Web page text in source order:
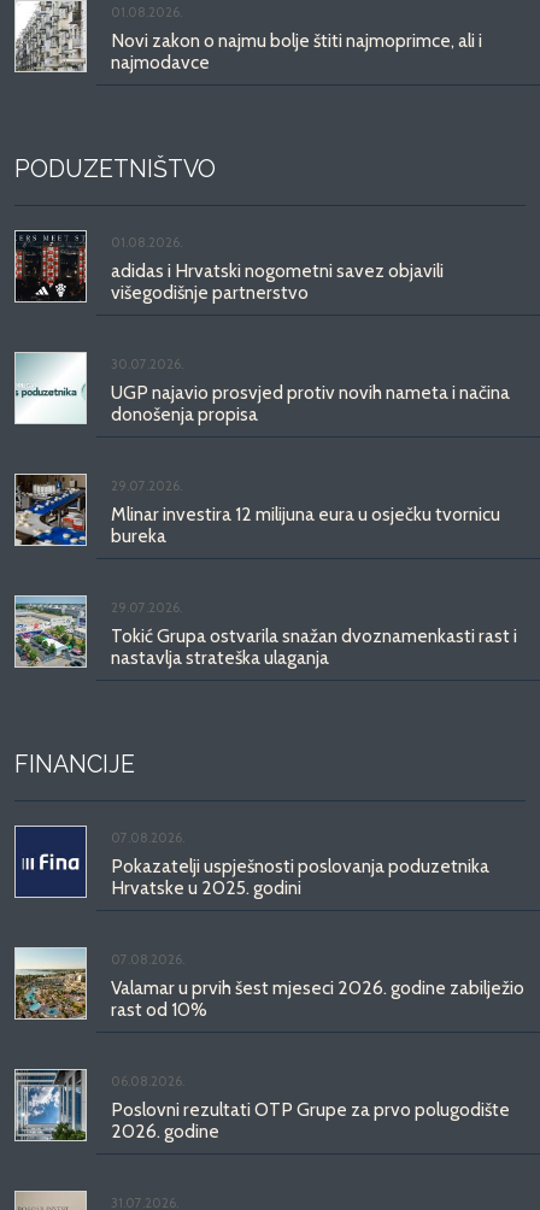
01.08.2026.
Novi zakon o najmu bolje štiti najmoprimce, ali i
najmodavce
PODUZETNIŠTVO
01.08.2026.
adidas i Hrvatski nogometni savez objavili
višegodišnje partnerstvo
30.07.2026.
UGP najavio prosvjed protiv novih nameta i načina
donošenja propisa
29.07.2026.
Mlinar investira 12 milijuna eura u osječku tvornicu
bureka
29.07.2026.
Tokić Grupa ostvarila snažan dvoznamenkasti rast i
nastavlja strateška ulaganja
FINANCIJE
07.08.2026.
Pokazatelji uspješnosti poslovanja poduzetnika
Hrvatske u 2025. godini
07.08.2026.
Valamar u prvih šest mjeseci 2026. godine zabilježio
rast od 10%
06.08.2026.
Poslovni rezultati OTP Grupe za prvo polugodište
2026. godine
31.07.2026.